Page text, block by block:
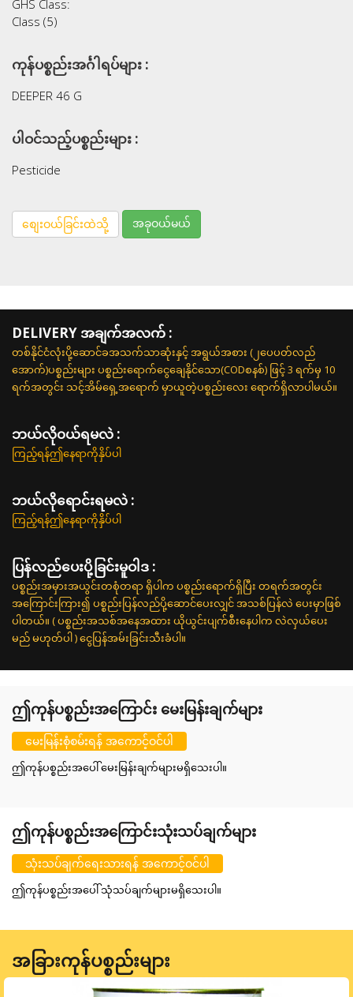
GHS Class:
Class (5)
ကုန်ပစ္စည်းအင်္ဂါရပ်များ :
DEEPER 46 G
ပါဝင်သည့်ပစ္စည်းများ :
Pesticide
စျေးဝယ်ခြင်းထဲသို့ အခုဝယ်မယ်
DELIVERY အချက်အလက် :
တစ်နိုင်ငံလုံးပို့ဆောင်ခအသက်သာဆုံးနှင့် အရွယ်အစား (၂ပေပတ်လည်
အောက်)ပစ္စည်းများ ပစ္စည်းရောက်ငွေချေနိုင်သော(CODစနစ်) ဖြင့် 3 ရက်မှ 10
ရက်အတွင်း သင့်အိမ်ရှေ့အရောက် မှာယူတဲ့ပစ္စည်းလေး ရောက်ရှိလာပါမယ်။
ဘယ်လို၀ယ်ရမလဲ :
ကြည့်ရန်ဤနေရာကိုနှိပ်ပါ
ဘယ်လိုရောင်းရမလဲ :
ကြည့်ရန်ဤနေရာကိုနှိပ်ပါ
ပြန်လည်ပေးပို့ခြင်းမူဝါဒ :
ပစ္စည်းအမှားအယွင်းတစုံတရာ ရှိပါက ပစ္စည်းရောက်ရှိပြီး တရက်အတွင်း
အကြောင်းကြား၍ ပစ္စည်းပြန်လည်ပို့ဆောင်ပေးလျှင် အသစ်ပြန်လဲ ပေးမှာဖြစ်
ပါတယ်။ ( ပစ္စည်းအသစ်အနေအထား ယိုယွင်းပျက်စီးနေပါက လဲလှယ်ပေး
မည် မဟုတ်ပါ ) ငွေပြန်အမ်းခြင်းသီးခံပါ။
ဤကုန်ပစ္စည်းအကြောင်း မေးမြန်းချက်များ
မေးမြန်းစုံစမ်းရန် အကောင့်ဝင်ပါ
ဤကုန်ပစ္စည်းအပေါ် မေးမြန်းချက်များမရှိသေးပါ။
ဤကုန်ပစ္စည်းအကြောင်းသုံးသပ်ချက်များ
သုံးသပ်ချက်ရေးသားရန် အကောင့်ဝင်ပါ
ဤကုန်ပစ္စည်းအပေါ် သုံသပ်ချက်များမရှိသေးပါ။
အခြားကုန်ပစ္စည်းများ